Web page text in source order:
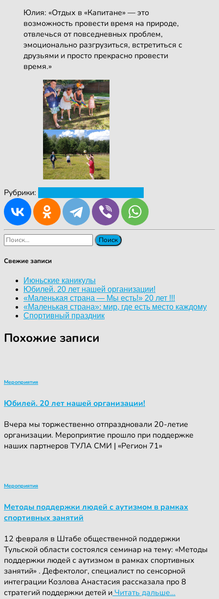
Юлия: «Отдых в «Капитане» — это
возможность провести время на природе,
отвлечься от повседневных проблем,
эмоционально разгрузиться, встретиться с
друзьями и просто прекрасно провести
время.»
Рубрики:
Найти:
Свежие записи
Июньские каникулы
Юбилей. 20 лет нашей организации!
«Маленькая страна — Мы есть!» 20 лет !!!
«Маленькая страна»: мир, где есть место каждому
Спортивный праздник
Похожие записи
Мероприятия
Юбилей. 20 лет нашей организации!
Вчера мы торжественно отпраздновали 20-летие
организации. Мероприятие прошло при поддержке
наших партнеров ТУЛА СМИ | «Регион 71»
Мероприятия
Методы поддержки людей с аутизмом в рамках
спортивных занятий
12 февраля в Штабе общественной поддержки
Тульской области состоялся семинар на тему: «Методы
поддержки людей с аутизмом в рамках спортивных
занятий» . Дефектолог, специалист по сенсорной
интеграции Козлова Анастасия рассказала про 8
стратегий поддержки детей и Читать дальше…